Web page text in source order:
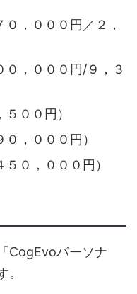
，０００円／２，
０，０００円/９，３
００円）
，０００円）
０，０００円）
CogEvoパーソナ